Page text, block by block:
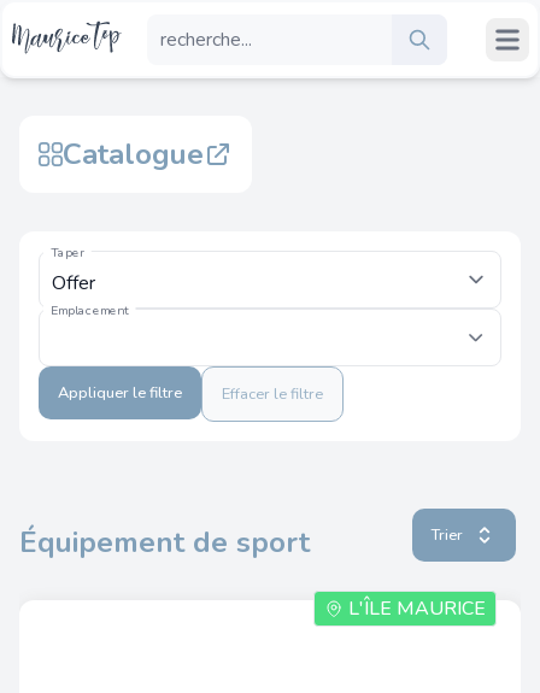
Catalogue
Taper
Emplacement
Appliquer le filtre Effacer le filtre
Équipement de sport Trier
L'ÎLE MAURICE